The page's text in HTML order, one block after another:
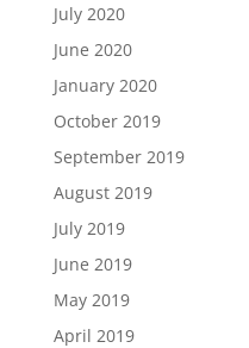
July 2020
June 2020
January 2020
October 2019
September 2019
August 2019
July 2019
June 2019
May 2019
April 2019